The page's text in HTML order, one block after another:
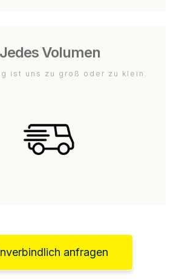
Jedes Volumen
ist uns zu groß oder zu klein.
anfragen